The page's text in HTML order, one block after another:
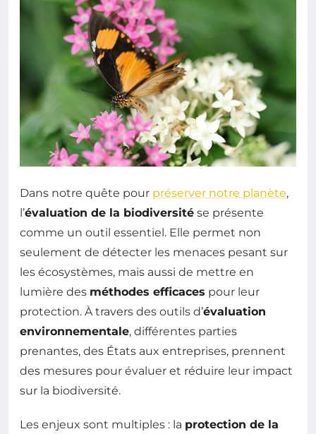
Dans notre quête pour préserver notre planète,
l’évaluation de la biodiversité se présente
comme un outil essentiel. Elle permet non
seulement de détecter les menaces pesant sur
les écosystèmes, mais aussi de mettre en
lumière des méthodes efficaces pour leur
protection. À travers des outils d’évaluation
environnementale, différentes parties
prenantes, des États aux entreprises, prennent
des mesures pour évaluer et réduire leur impact
sur la biodiversité.
Les enjeux sont multiples : la protection de la